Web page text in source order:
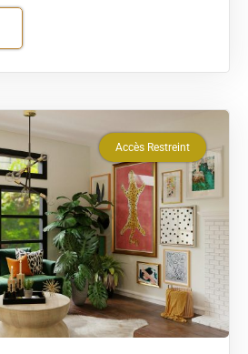
Accès Restreint